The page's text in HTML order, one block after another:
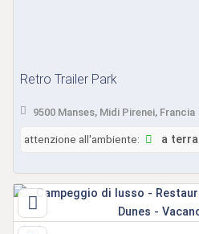
Retro Trailer Park
9500 Manses, Midi Pirenei, Francia
attenzione all'ambiente: a terra